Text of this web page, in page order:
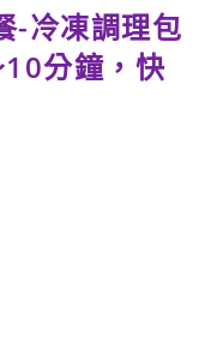
-冷凍調理包
10分鐘，快